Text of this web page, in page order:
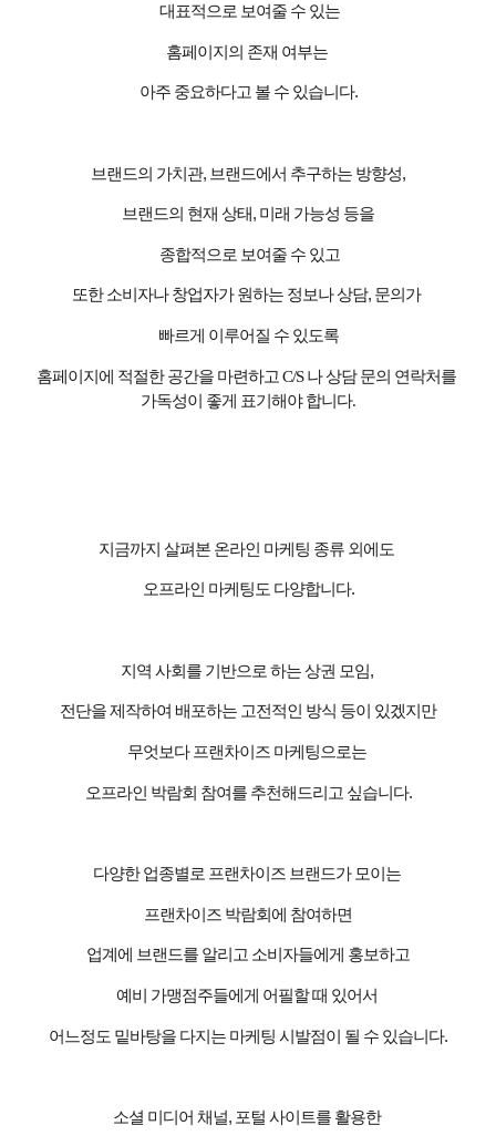
대표적으로 보여줄 수 있는
홈페이지의 존재 여부는
아주 중요하다고 볼 수 있습니다.
브랜드의 가치관, 브랜드에서 추구하는 방향성,
브랜드의 현재 상태, 미래 가능성 등을
종합적으로 보여줄 수 있고
또한 소비자나 창업자가 원하는 정보나 상담, 문의가
빠르게 이루어질 수 있도록
홈페이지에 적절한 공간을 마련하고 C/S나 상담 문의 연락처를
가독성이 좋게 표기해야 합니다.
지금까지 살펴본 온라인 마케팅 종류 외에도
오프라인 마케팅도 다양합니다.
지역 사회를 기반으로 하는 상권 모임,
전단을 제작하여 배포하는 고전적인 방식 등이 있겠지만
무엇보다 프랜차이즈 마케팅으로는
오프라인 박람회 참여를 추천해드리고 싶습니다.
다양한 업종별로 프랜차이즈 브랜드가 모이는
프랜차이즈 박람회에 참여하면
업계에 브랜드를 알리고 소비자들에게 홍보하고
예비 가맹점주들에게 어필할 때 있어서
어느정도 밑바탕을 다지는 마케팅 시발점이 될 수 있습니다.
소셜 미디어 채널, 포털 사이트를 활용한